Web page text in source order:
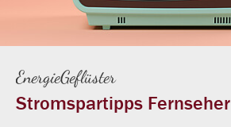
Stromspartipps Fernseher
EnergieGeflüster